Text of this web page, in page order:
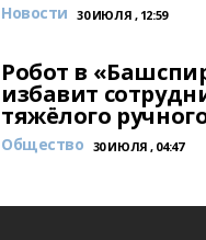
Новости 30 ИЮЛЯ , 12:59
Робот в
избавит
тяжёлого
Общество 30 ИЮЛЯ , 04:47